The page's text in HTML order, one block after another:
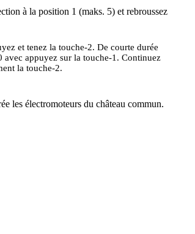
à la position 1 (maks. 5) et rebroussez
et tenez la touche-2. De courte durée
avec appuyez sur la touche-1. Continuez
la touche-2.
les électromoteurs du château commun.